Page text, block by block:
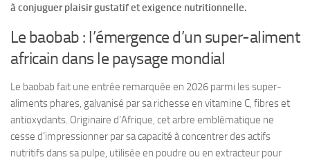
à conjuguer plaisir gustatif et exigence nutritionnelle.
Le baobab : l’émergence d’un super-aliment
africain dans le paysage mondial
Le baobab fait une entrée remarquée en 2026 parmi les super-
aliments phares, galvanisé par sa richesse en vitamine C, fibres et
antioxydants. Originaire d’Afrique, cet arbre emblématique ne
cesse d’impressionner par sa capacité à concentrer des actifs
nutritifs dans sa pulpe, utilisée en poudre ou en extracteur pour